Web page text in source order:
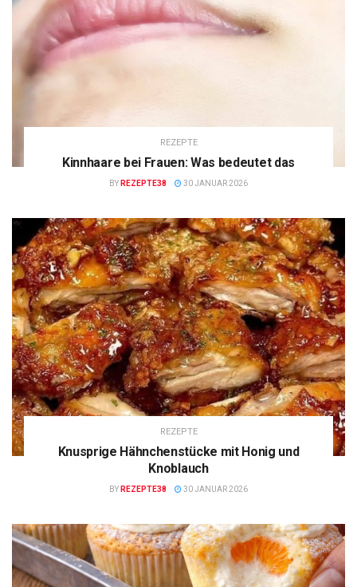
REZEPTE
Kinnhaare bei Frauen: Was bedeutet das
BY REZEPTE38 30 JANUAR 2026
REZEPTE
Knusprige Hähnchenstücke mit Honig und
Knoblauch
BY REZEPTE38 30 JANUAR 2026